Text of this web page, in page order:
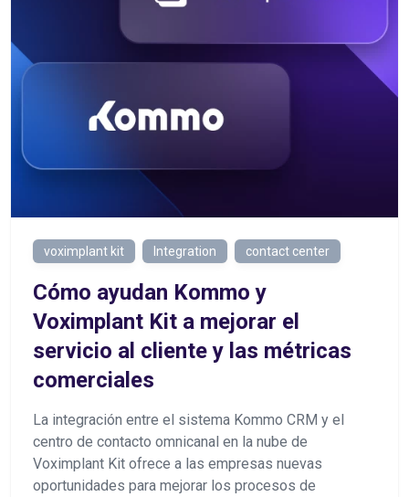
voximplant kit Integration contact center
Cómo ayudan Kommo y
Voximplant Kit a mejorar el
servicio al cliente y las métricas
comerciales
La integración entre el sistema Kommo CRM y el
centro de contacto omnicanal en la nube de
Voximplant Kit ofrece a las empresas nuevas
oportunidades para mejorar los procesos de